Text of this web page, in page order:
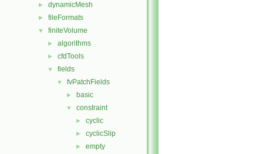
► dynamicMesh
► fileFormats
▼ finiteVolume
► algorithms
► cfdTools
▼ fields
▼ fvPatchFields
► basic
▼ constraint
► cyclic
► cyclicSlip
► empty